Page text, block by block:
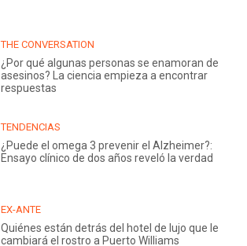
THE CONVERSATION
¿Por qué algunas personas se enamoran de
asesinos? La ciencia empieza a encontrar
respuestas
TENDENCIAS
¿Puede el omega 3 prevenir el Alzheimer?:
Ensayo clínico de dos años reveló la verdad
EX-ANTE
Quiénes están detrás del hotel de lujo que le
cambiará el rostro a Puerto Williams